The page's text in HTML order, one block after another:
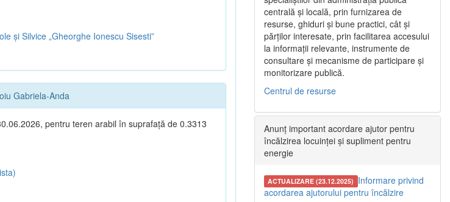
și Silvice „Gheorghe Ionescu Sisesti”
Gabriela-Anda
pentru teren arabil în suprafață de 0.3313
centrală și locală, prin furnizarea de
resurse, ghiduri și bune practici, cât și
părților interesate, prin facilitarea accesului
la informații relevante, instrumente de
consultare și mecanisme de participare și
monitorizare publică.
Centrul de resurse
Anunț important acordare ajutor pentru
încălzirea locuinței și supliment pentru
energie
ACTUALIZARE (23.12.2025) Informare privind
acordarea ajutorului pentru încălzire